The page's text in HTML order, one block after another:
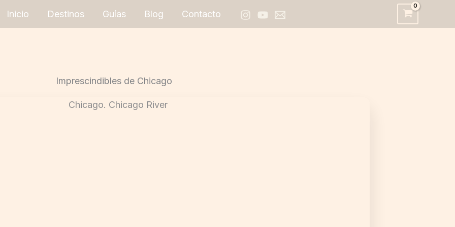
Inicio Destinos Guías Blog Contacto
Imprescindibles de Chicago